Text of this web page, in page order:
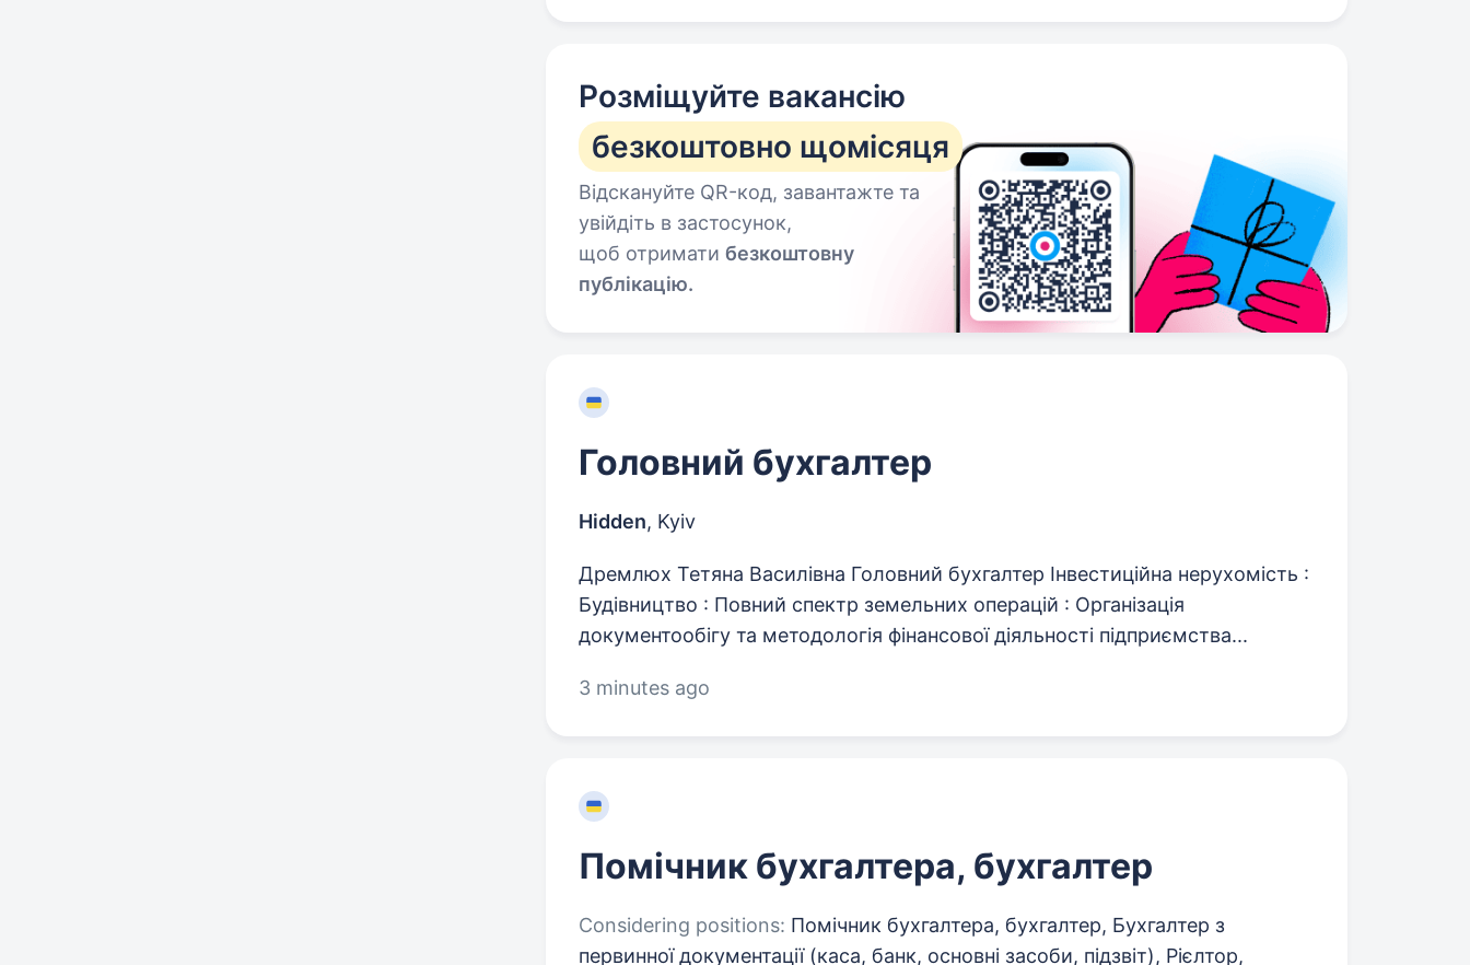
Розміщуйте вакансію
безкоштовно щомісяця
Відскануйте QR-код, завантажте та
увійдіть в застосунок,
щоб отримати безкоштовну
публікацію.
Головний бухгалтер
Hidden, Kyiv
Дремлюх Тетяна Василівна Головний бухгалтер Інвестиційна нерухомість :
Будівництво : Повний спектр земельних операцій : Організація
документообігу та методологія фінансової діяльності підприємства...
3 minutes ago
Помічник бухгалтера, бухгалтер
Considering positions: Помічник бухгалтера, бухгалтер, Бухгалтер з
первинної документації (каса, банк, основні засоби, підзвіт), Рієлтор,